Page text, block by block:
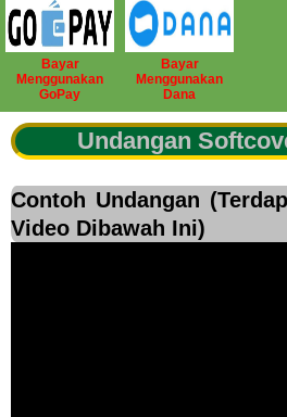
Bayar
Menggunakan
GoPay
Bayar
Menggunakan
Dana
Undangan
Contoh Undangan
Video Dibawah Ini)